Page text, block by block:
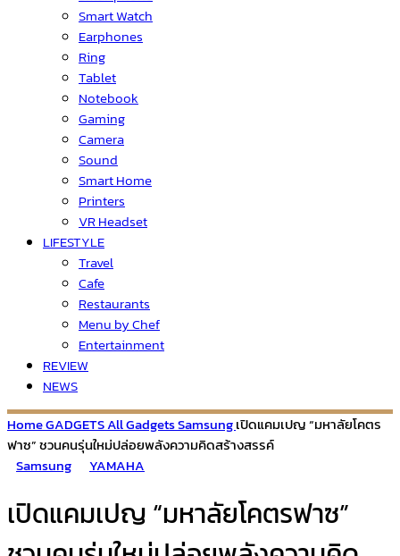
Smart Watch
Earphones
Ring
Tablet
Notebook
Gaming
Camera
Sound
Smart Home
Printers
VR Headset
LIFESTYLE
Travel
Cafe
Restaurants
Menu by Chef
Entertainment
REVIEW
NEWS
HomeGADGETSAll GadgetsSamsungเปิดแคมเปญ “มหาลัยโคตร
ฟาซ” ชวนคนรุ่นใหม่ปล่อยพลังความคิดสร้างสรรค์
Samsung
YAMAHA
เปิดแคมเปญ “มหาลัยโคตรฟาซ”